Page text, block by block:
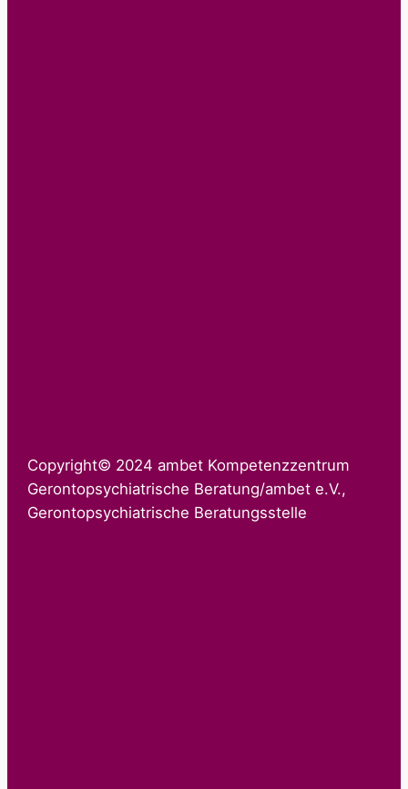
Copyright© 2024 ambet Kompetenzzentrum
Gerontopsychiatrische Beratung/ambet e.V.,
Gerontopsychiatrische Beratungsstelle